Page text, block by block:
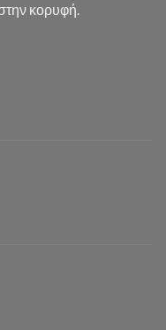
κορυφή.